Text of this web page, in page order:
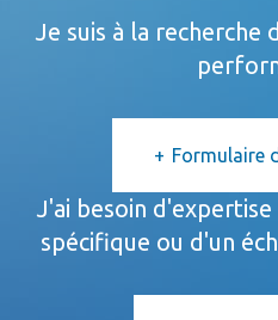
Je suis à la recherche
Formulaire
J'ai besoin
spécifique ou d'un